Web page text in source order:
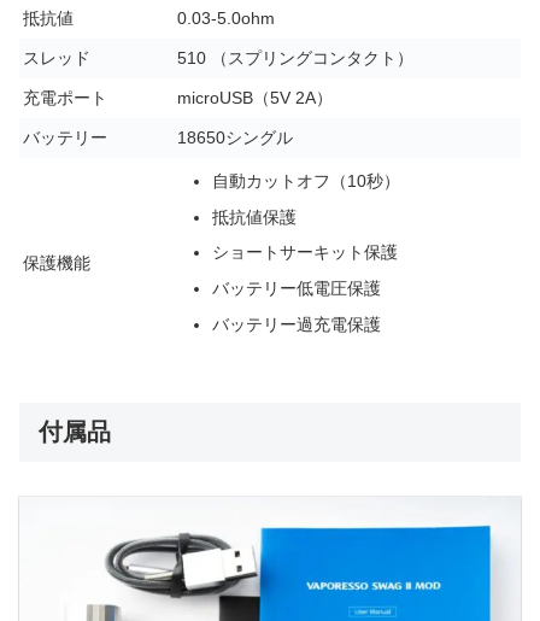
抵抗値 0.03-5.0ohm
スレッド 510 （スプリングコンタクト）
充電ポート microUSB（5V 2A）
バッテリー 18650シングル
保護機能
自動カットオフ（10秒）
抵抗値保護
ショートサーキット保護
バッテリー低電圧保護
バッテリー過充電保護
付属品